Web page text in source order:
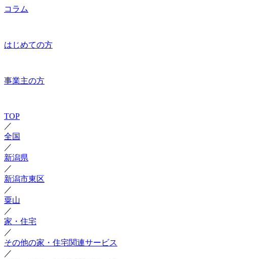
コラム
はじめての方
事業主の方
TOP
／
全国
／
新潟県
／
新潟市東区
／
粟山
／
家・住宅
／
その他の家・住宅関連サービス
／